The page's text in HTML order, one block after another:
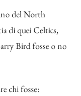
del North
di quei Celtics,
Bird fosse o no
chi fosse: